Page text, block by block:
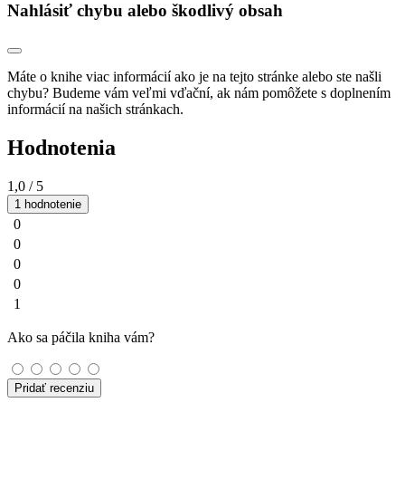
Nahlásiť chybu alebo škodlivý obsah
Máte o knihe viac informácií ako je na tejto stránke alebo ste našli
chybu? Budeme vám veľmi vďační, ak nám pomôžete s doplnením
informácií na našich stránkach.
Hodnotenia
1,0 / 5
1 hodnotenie
0
0
0
0
1
Ako sa páčila kniha vám?
Pridať recenziu